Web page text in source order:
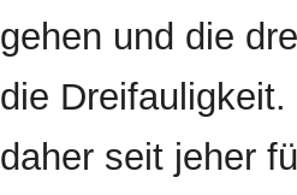
gehen und die
die
daher seit jeher